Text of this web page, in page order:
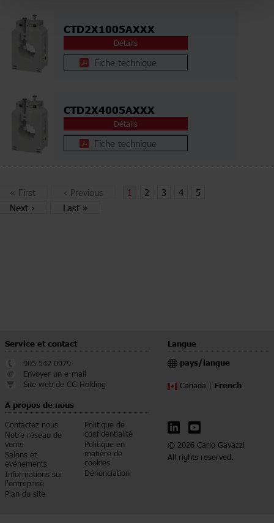
CTD2X1005AXXX
Détails
Fiche technique
CTD2X4005AXXX
Détails
Fiche technique
« First ‹ Previous 1 2 3 4
5
Next › Last »
Service et contact
905 542 0979
Envoyer un e-mail
Site web de CG Holding
A propos de nous
Contactez nous
Notre réseau de
vente
Salons et
événements
Informations sur
l'entreprise
Plan du site
Politique de
confidentialité
Politique en
matière de
cookies
Dénonciation
Langue
pays/langue
Canada | French
© 2026 Carlo Gavazzi
All rights reserved.